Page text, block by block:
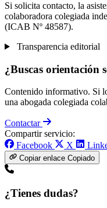
Si solicita contacto, la
colaboradora colegiada
(ICAB Nº 48587).
Transparencia editorial
¿Buscas orientación
Contenido informativo. Si
una abogada colegiada
Contactar
Compartir servicio:
Facebook
X
Copiar enlace Copiado
¿Tienes dudas?